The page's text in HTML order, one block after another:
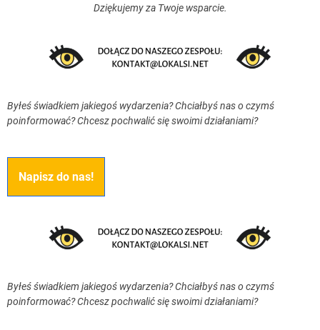
Dziękujemy za Twoje wsparcie.
Byłeś świadkiem jakiegoś wydarzenia? Chciałbyś nas o czymś
poinformować? Chcesz pochwalić się swoimi działaniami?
Napisz do nas!
Byłeś świadkiem jakiegoś wydarzenia? Chciałbyś nas o czymś
poinformować? Chcesz pochwalić się swoimi działaniami?